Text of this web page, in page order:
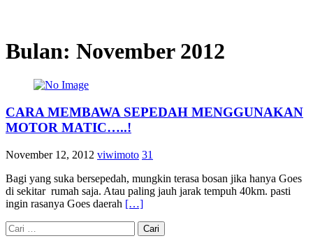
Bulan: November 2012
CARA MEMBAWA SEPEDAH MENGGUNAKAN
MOTOR MATIC…..!
November 12, 2012 viwimoto 31
Bagi yang suka bersepedah, mungkin terasa bosan jika hanya Goes
di sekitar rumah saja. Atau paling jauh jarak tempuh 40km. pasti
ingin rasanya Goes daerah […]
Cari
untuk: